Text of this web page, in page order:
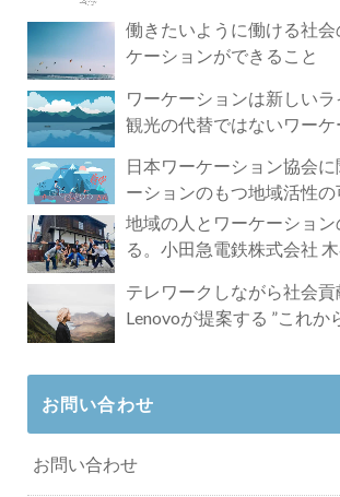
働きたいように働ける社
ケーションができること
ワーケーションは新しいラ
観光の代替ではないワーケ
日本ワーケーション協会
ーションのもつ地域活性の
地域の人とワーケーション
る。小田急電鉄株式会社
テレワークしながら社会貢
Lenovoが提案する ”これか
お問い合わせ
お問い合わせ